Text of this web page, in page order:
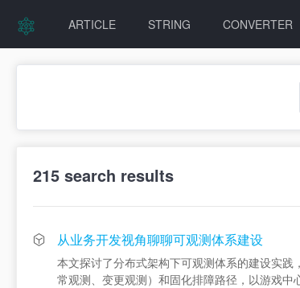
ARTICLE STRING CONVERTER
215 search results
从业务开发视角聊聊可观测体系建设
本文探讨了分布式架构下可观测体系的建设实
常观测、变更观测）和固化排障路径，以游戏中